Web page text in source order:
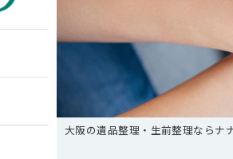
大阪の遺品整理・生前整理ならナ